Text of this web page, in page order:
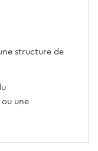
structure de
une